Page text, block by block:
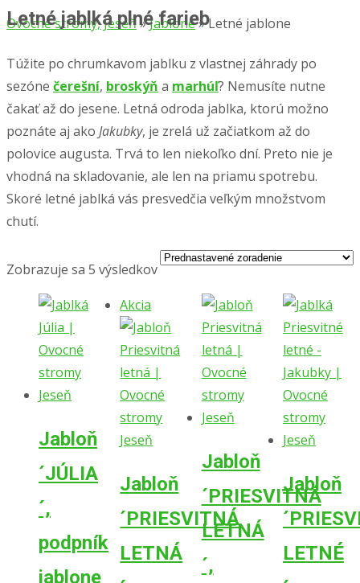
Ovocné stromy, Jeseň»Jablone»Letné jablone
Letné jablká plné farieb
Túžite po chrumkavom jablku z vlastnej záhrady po
sezóne čerešní, broskýň a marhúľ? Nemusíte nutne
čakať až do jesene. Letná odroda jablka, ktorú možno
poznáte aj ako Jakubky, je zrelá už začiatkom až do
polovice augusta. Trvá to len niekoľko dní. Preto nie je
vhodná na skladovanie, ale len na priamu spotrebu.
Skoré letné jablká vás presvedčia veľkým množstvom
chutí.
Zobrazuje sa 5 výsledkov
Jabloň
´JÚLIA
´,
podpník
jablone
Akcia
Jabloň
´PRIESVITNÁ
LETNÁ
Jabloň
´PRIESVITNÁ
LETNÁ
´,
Jabloň
LETNÉ